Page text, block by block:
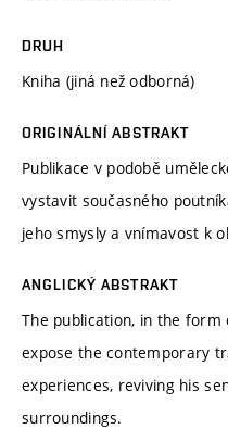
DRUH
Kniha (jiná než odborná)
ORIGINÁLNÍ ABSTRAKT
Publikace v podobě
vystavit současného
jeho smysly a vnímavost k
ANGLICKÝ ABSTRAKT
The publication, in the
expose the contemporary
experiences, reviving his
surroundings.